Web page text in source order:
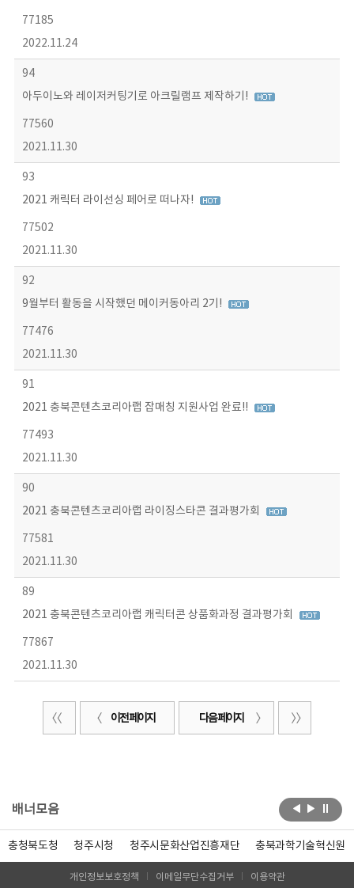
77185
2022.11.24
94
아두이노와 레이저커팅기로 아크릴램프 제작하기!
77560
2021.11.30
93
2021 캐릭터 라이선싱 페어로 떠나자!
77502
2021.11.30
92
9월부터 활동을 시작했던 메이커동아리 2기!
77476
2021.11.30
91
2021 충북콘텐츠코리아랩 잡매칭 지원사업 완료!!
77493
2021.11.30
90
2021 충북콘텐츠코리아랩 라이징스타콘 결과평가회
77581
2021.11.30
89
2021 충북콘텐츠코리아랩 캐릭터콘 상품화과정 결과평가회
77867
2021.11.30
이전 페이지 다음 페이지
배너모음
충청북도청 청주시청 청주시문화산업진흥재단 충북과학기술혁신원
개인정보보호정책 이메일무단수집거부 이용약관